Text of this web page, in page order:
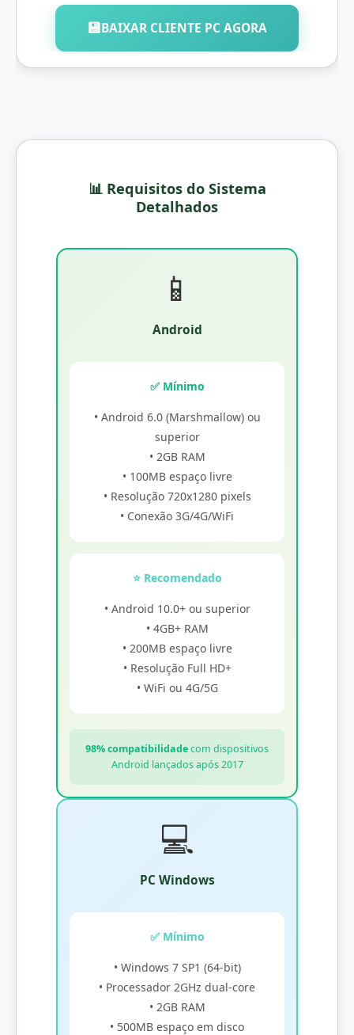
💾BAIXAR CLIENTE PC AGORA
📊 Requisitos do Sistema
Detalhados
📱
Android
✅ Mínimo
• Android 6.0 (Marshmallow) ou
superior
• 2GB RAM
• 100MB espaço livre
• Resolução 720x1280 pixels
• Conexão 3G/4G/WiFi
⭐ Recomendado
• Android 10.0+ ou superior
• 4GB+ RAM
• 200MB espaço livre
• Resolução Full HD+
• WiFi ou 4G/5G
98% compatibilidadecom dispositivos
Android lançados após 2017
💻
PC Windows
✅ Mínimo
• Windows 7 SP1 (64-bit)
• Processador 2GHz dual-core
• 2GB RAM
• 500MB espaço em disco